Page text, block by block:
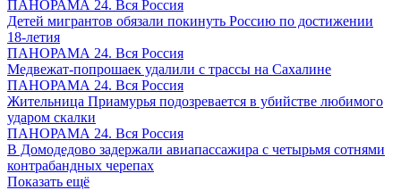
ПАНОРАМА 24. Вся Россия
Детей мигрантов обязали покинуть Россию по достижении
18-летия
ПАНОРАМА 24. Вся Россия
Медвежат-попрошаек удалили с трассы на Сахалине
ПАНОРАМА 24. Вся Россия
Жительница Приамурья подозревается в убийстве любимого
ударом скалки
ПАНОРАМА 24. Вся Россия
В Домодедово задержали авиапассажира с четырьмя сотнями
контрабандных черепах
Показать ещё